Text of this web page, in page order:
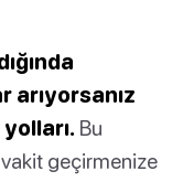
arıyorsanız
Bu
vakit geçirmenize